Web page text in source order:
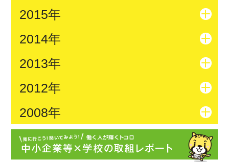
2015年
2014年
2013年
2012年
2008年